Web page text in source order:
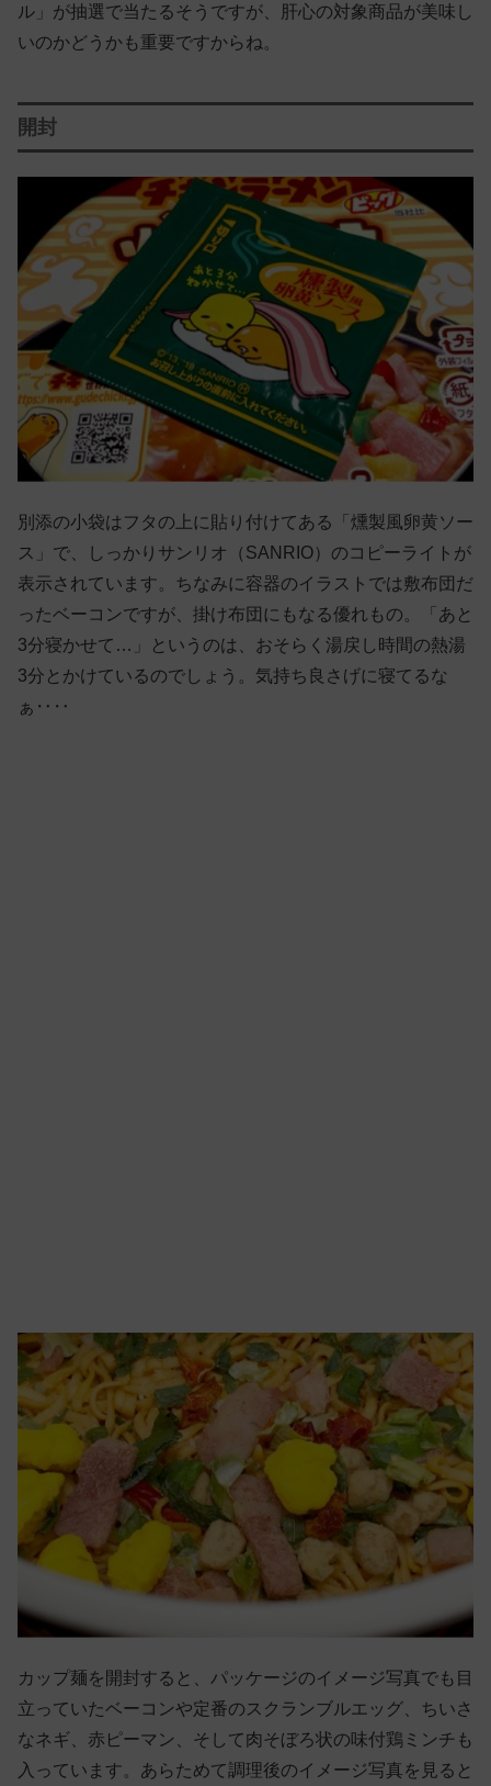
ル」が抽選で当たるそうですが、肝心の対象商品が美味し
いのかどうかも重要ですからね。
開封
別添の小袋はフタの上に貼り付けてある「燻製風卵黄ソー
ス」で、しっかりサンリオ（SANRIO）のコピーライトが
表示されています。ちなみに容器のイラストでは敷布団だ
ったベーコンですが、掛け布団にもなる優れもの。「あと
3分寝かせて…」というのは、おそらく湯戻し時間の熱湯
3分とかけているのでしょう。気持ち良さげに寝てるな
ぁ‥‥
カップ麺を開封すると、パッケージのイメージ写真でも目
立っていたベーコンや定番のスクランブルエッグ、ちいさ
なネギ、赤ピーマン、そして肉そぼろ状の味付鶏ミンチも
入っています。あらためて調理後のイメージ写真を見ると